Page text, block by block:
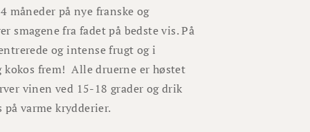
måneder på nye franske og
smagene fra fadet på bedste vis. På
og intense frugt og i
kokos frem! Alle druerne er høstet
vinen ved 15-18 grader og drik
varme krydderier.